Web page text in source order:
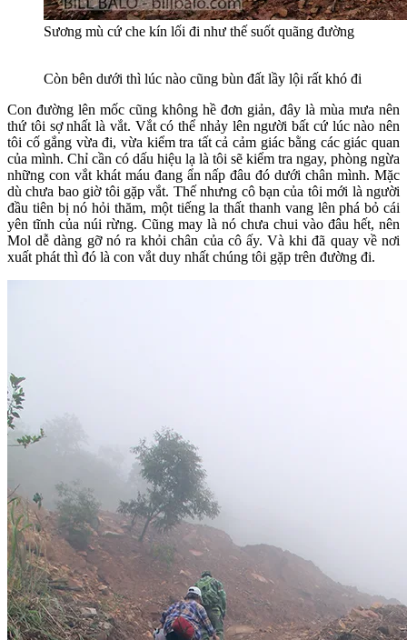
Sương mù cứ che kín lối đi như thế suốt quãng đường
Còn bên dưới thì lúc nào cũng bùn đất lầy lội rất khó đi
Con đường lên mốc cũng không hề đơn giản, đây là mùa mưa nên
thứ tôi sợ nhất là vắt. Vắt có thể nhảy lên người bất cứ lúc nào nên
tôi cố gắng vừa đi, vừa kiểm tra tất cả cảm giác bằng các giác quan
của mình. Chỉ cần có dấu hiệu lạ là tôi sẽ kiểm tra ngay, phòng ngừa
những con vắt khát máu đang ẩn nấp đâu đó dưới chân mình. Mặc
dù chưa bao giờ tôi gặp vắt. Thế nhưng cô bạn của tôi mới là người
đầu tiên bị nó hỏi thăm, một tiếng la thất thanh vang lên phá bỏ cái
yên tĩnh của núi rừng. Cũng may là nó chưa chui vào đâu hết, nên
Mol dễ dàng gỡ nó ra khỏi chân của cô ấy. Và khi đã quay về nơi
xuất phát thì đó là con vắt duy nhất chúng tôi gặp trên đường đi.